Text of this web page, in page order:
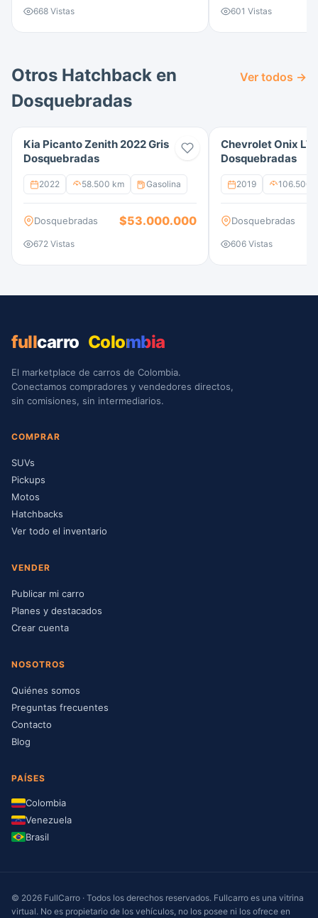
668 Vistas 601 Vistas
Otros Hatchback en
Dosquebradas
Ver todos →
Kia Picanto Zenith 2022 Gris
Dosquebradas
2022 58.500 km Gasolina
Dosquebradas $53.000.000
672 Vistas
Chevrolet Onix
Dosquebradas
2019 106.500
Dosquebradas
606 Vistas
fullcarro Colombia
El marketplace de carros de Colombia.
Conectamos compradores y vendedores directos,
sin comisiones, sin intermediarios.
COMPRAR
SUVs
Pickups
Motos
Hatchbacks
Ver todo el inventario
VENDER
Publicar mi carro
Planes y destacados
Crear cuenta
NOSOTROS
Quiénes somos
Preguntas frecuentes
Contacto
Blog
PAÍSES
Colombia
Venezuela
Brasil
© 2026 FullCarro · Todos los derechos reservados. Fullcarro es una vitrina
virtual. No es propietario de los vehículos, no los posee ni los ofrece en